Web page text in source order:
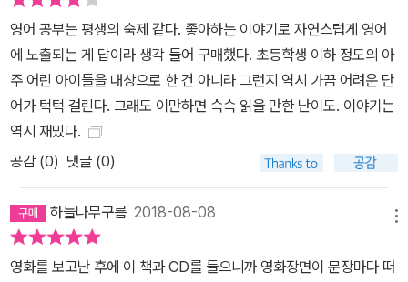
영어 공부는 평생의 숙제 같다. 좋아하는 이야기로 자연스럽게 영어
에 노출되는 게 답이라 생각 들어 구매했다. 초등학생 이하 정도의 아
주 어린 아이들을 대상으로 한 건 아니라 그런지 역시 가끔 어려운 단
어가 턱턱 걸린다. 그래도 이만하면 슥슥 읽을 만한 난이도. 이야기는
역시 재밌다.
공감 (0) 댓글 (0)
하늘나무구름 2018-08-08
영화를 보고난 후에 이 책과 CD를 들으니까 영화장면이 문장마다 떠